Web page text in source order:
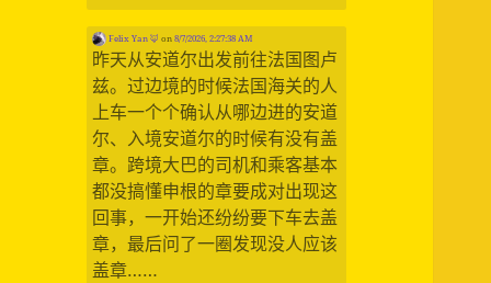
Felix Yan 🦊 on8/7/2026, 2:27:38 AM
昨天从安道尔出发前往法国图卢
兹。过边境的时候法国海关的人
上车一个个确认从哪边进的安道
尔、入境安道尔的时候有没有盖
章。跨境大巴的司机和乘客基本
都没搞懂申根的章要成对出现这
回事，一开始还纷纷要下车去盖
章，最后问了一圈发现没人应该
盖章……